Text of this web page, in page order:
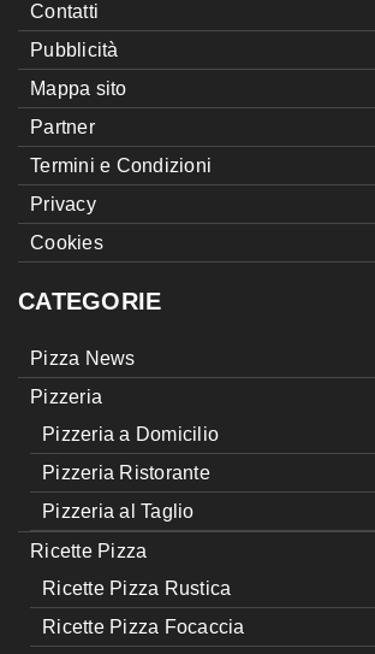
Contatti
Pubblicità
Mappa sito
Partner
Termini e Condizioni
Privacy
Cookies
CATEGORIE
Pizza News
Pizzeria
Pizzeria a Domicilio
Pizzeria Ristorante
Pizzeria al Taglio
Ricette Pizza
Ricette Pizza Rustica
Ricette Pizza Focaccia